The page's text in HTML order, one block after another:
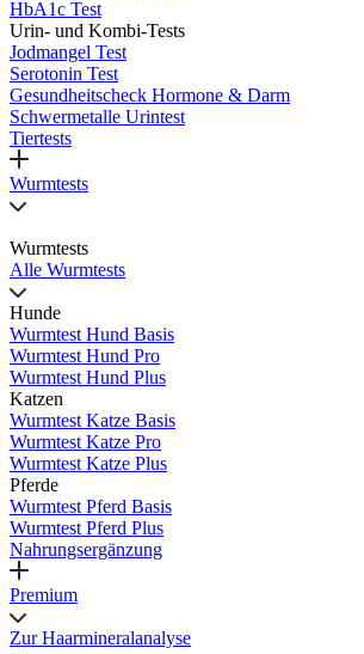
HbA1c Test
Urin- und Kombi-Tests
Jodmangel Test
Serotonin Test
Gesundheitscheck Hormone & Darm
Schwermetalle Urintest
Tiertests
Wurmtests
Wurmtests
Alle Wurmtests
Hunde
Wurmtest Hund Basis
Wurmtest Hund Pro
Wurmtest Hund Plus
Katzen
Wurmtest Katze Basis
Wurmtest Katze Pro
Wurmtest Katze Plus
Pferde
Wurmtest Pferd Basis
Wurmtest Pferd Plus
Nahrungsergänzung
Premium
Zur Haarmineralanalyse